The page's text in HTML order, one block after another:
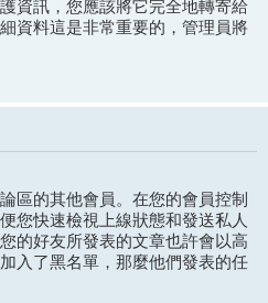
資訊，您應該將它完全地轉寄給
資料這是非常重要的，管理員將
區的其他會員。在您的會員控制
您快速檢視上線狀態和發送私人
的好友所發表的文章也許會以高
入了黑名單，那麼他們發表的任